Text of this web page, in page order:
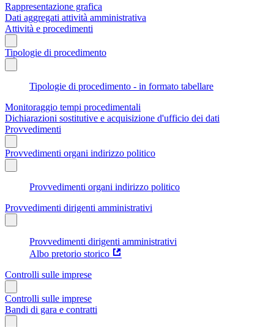
Rappresentazione grafica
Dati aggregati attività amministrativa
Attività e procedimenti
Tipologie di procedimento
Tipologie di procedimento - in formato tabellare
Monitoraggio tempi procedimentali
Dichiarazioni sostitutive e acquisizione d'ufficio dei dati
Provvedimenti
Provvedimenti organi indirizzo politico
Provvedimenti organi indirizzo politico
Provvedimenti dirigenti amministrativi
Provvedimenti dirigenti amministrativi
Albo pretorio storico
Controlli sulle imprese
Controlli sulle imprese
Bandi di gara e contratti